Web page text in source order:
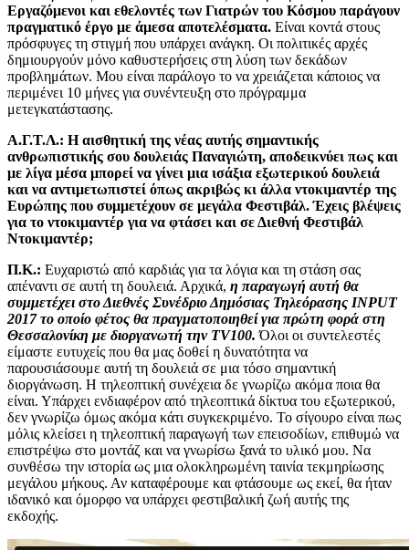
Εργαζόμενοι και εθελοντές των Γιατρών του Κόσμου παράγουν
πραγματικό έργο με άμεσα αποτελέσματα. Είναι κοντά στους
πρόσφυγες τη στιγμή που υπάρχει ανάγκη. Οι πολιτικές αρχές
δημιουργούν μόνο καθυστερήσεις στη λύση των δεκάδων
προβλημάτων. Μου είναι παράλογο το να χρειάζεται κάποιος να
περιμένει 10 μήνες για συνέντευξη στο πρόγραμμα
μετεγκατάστασης.
Α.Γ.Τ.Λ.: Η αισθητική της νέας αυτής σημαντικής
ανθρωπιστικής σου δουλειάς Παναγιώτη, αποδεικνύει πως και
με λίγα μέσα μπορεί να γίνει μια ισάξια εξωτερικού δουλειά
και να αντιμετωπιστεί όπως ακριβώς κι άλλα ντοκιμαντέρ της
Ευρώπης που συμμετέχουν σε μεγάλα Φεστιβάλ. Έχεις βλέψεις
για το ντοκιμαντέρ για να φτάσει και σε Διεθνή Φεστιβάλ
Ντοκιμαντέρ;
Π.Κ.: Ευχαριστώ από καρδιάς για τα λόγια και τη στάση σας
απέναντι σε αυτή τη δουλειά. Αρχικά, η παραγωγή αυτή θα
συμμετέχει στο Διεθνές Συνέδριο Δημόσιας Τηλεόρασης INPUT
2017το οποίο φέτος θα πραγματοποιηθεί για πρώτη φορά στη
Θεσσαλονίκη με διοργανωτή την TV100. Όλοι οι συντελεστές
είμαστε ευτυχείς που θα μας δοθεί η δυνατότητα να
παρουσιάσουμε αυτή τη δουλειά σε μια τόσο σημαντική
διοργάνωση. Η τηλεοπτική συνέχεια δε γνωρίζω ακόμα ποια θα
είναι. Υπάρχει ενδιαφέρον από τηλεοπτικά δίκτυα του εξωτερικού,
δεν γνωρίζω όμως ακόμα κάτι συγκεκριμένο. Το σίγουρο είναι πως
μόλις κλείσει η τηλεοπτική παραγωγή των επεισοδίων, επιθυμώ να
επιστρέψω στο μοντάζ και να γνωρίσω ξανά το υλικό μου. Να
συνθέσω την ιστορία ως μια ολοκληρωμένη ταινία τεκμηρίωσης
μεγάλου μήκους. Αν καταφέρουμε και φτάσουμε ως εκεί, θα ήταν
ιδανικό και όμορφο να υπάρχει φεστιβαλική ζωή αυτής της
εκδοχής.